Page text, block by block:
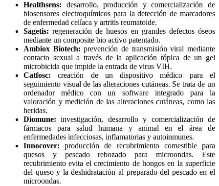
Healthsens: desarrollo, producción y comercialización de
biosensores electroquímicos para la detección de marcadores
de enfermedad celíaca y artritis reumatoide.
Sagetis: regeneración de huesos en grandes defectos óseos
mediante un composite bio activo patentado.
Ambiox Biotech: prevención de transmisión viral mediante
contacto sexual a través de la aplicación tópica de un gel
microbicida que impide la entrada de virus VIH.
Catfosc:creación de un dispositivo médico para el
seguimiento visual de las alteraciones cutáneas. Se trata de un
ordenador médico con un software integrado para la
valoración y medición de las alteraciones cutáneas, como las
heridas.
Diomune: investigación, desarrollo y comercialización de
fármacos para salud humana y animal en el área de
enfermedades infecciosas, inflamatorias y autoinmunes.
Innocover:producción de recubrimiento comestible para
quesos y pescado rebozado para microondas. Este
recubrimiento evita el crecimiento de hongos en la superficie
del queso y la deshidratación al preparado del pescado en el
microondas.